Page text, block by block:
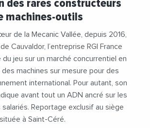
des rares constructeurs
machines-outils
de la Mecanic Vallée, depuis 2016,
Cauvaldor, l’entreprise RGI France
jeu sur un marché concurrentiel en
machines sur mesure pour des
international. Pour autant, son
avant tout un ADN ancré sur les
Reportage exclusif au siège
à Saint-Céré.